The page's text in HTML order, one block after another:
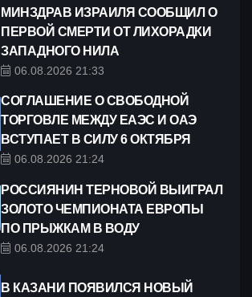
МИНЗДРАВ ИЗРАИЛЯ СООБЩИЛ О
ПЕРВОЙ СМЕРТИ ОТ ЛИХОРАДКИ
ЗАПАДНОГО НИЛА
06.08.2026 21:33
СОГЛАШЕНИЕ О СВОБОДНОЙ
ТОРГОВЛЕ МЕЖДУ ЕАЭС И ОАЭ
ВСТУПАЕТ В СИЛУ 6 ОКТЯБРЯ
06.08.2026 21:24
РОССИЯНИН ТЕРНОВОЙ ВЫИГРАЛ
ЗОЛОТО ЧЕМПИОНАТА ЕВРОПЫ
ПО ПРЫЖКАМ В ВОДУ
06.08.2026 21:24
В КАЗАНИ ПОЯВИЛСЯ НОВЫЙ